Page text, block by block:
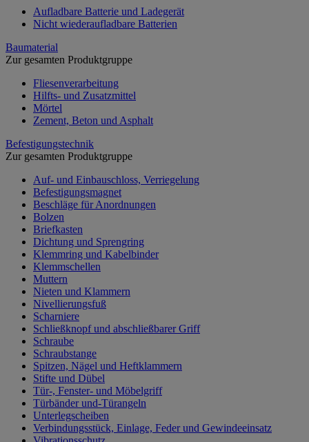
Aufladbare Batterie und Ladegerät
Nicht wiederaufladbare Batterien
Baumaterial
Zur gesamten Produktgruppe
Fliesenverarbeitung
Hilfts- und Zusatzmittel
Mörtel
Zement, Beton und Asphalt
Befestigungstechnik
Zur gesamten Produktgruppe
Auf- und Einbauschloss, Verriegelung
Befestigungsmagnet
Beschläge für Anordnungen
Bolzen
Briefkasten
Dichtung und Sprengring
Klemmring und Kabelbinder
Klemmschellen
Muttern
Nieten und Klammern
Nivellierungsfuß
Scharniere
Schließknopf und abschließbarer Griff
Schraube
Schraubstange
Spitzen, Nägel und Heftklammern
Stifte und Dübel
Tür-, Fenster- und Möbelgriff
Türbänder und-Türangeln
Unterlegscheiben
Verbindungsstück, Einlage, Feder und Gewindeeinsatz